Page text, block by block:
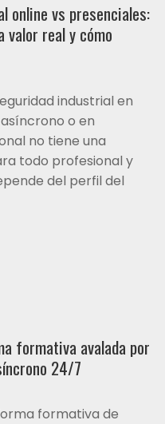
online vs presenciales:
valor real y cómo
industrial en
o en
no tiene una
todo profesional y
del perfil del
formativa avalada por
24/7
formativa de